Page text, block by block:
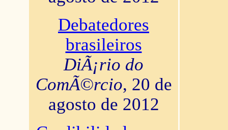
Debatedores
brasileiros
DiÃ¡rio do
ComÃ©rcio, 20 de
agosto de 2012